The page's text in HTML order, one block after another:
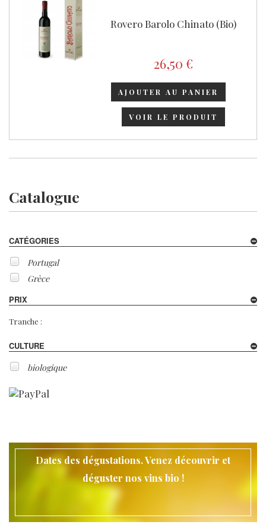
Rovero Barolo Chinato (Bio)
26,50 €
AJOUTER AU PANIER
VOIR LE PRODUIT
Catalogue
CATÉGORIES
Portugal
Grèce
PRIX
Tranche :
CULTURE
biologique
Dates des dégustations. Venez découvrir et
déguster nos vins bio !